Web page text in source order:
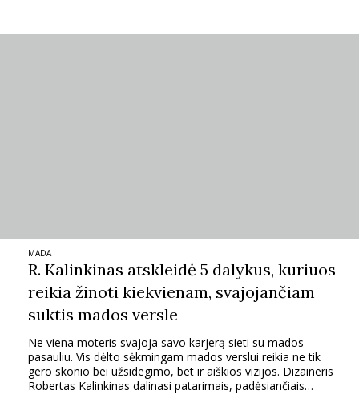
LAISVALAIKIS
FOTOGRAFIJA
MENAS
ORAI
MADA
R. Kalinkinas atskleidė 5 dalykus, kuriuos
reikia žinoti kiekvienam, svajojančiam
suktis mados versle
Ne viena moteris svajoja savo karjerą sieti su mados
pasauliu. Vis dėlto sėkmingam mados verslui reikia ne tik
gero skonio bei užsidegimo, bet ir aiškios vizijos. Dizaineris
Robertas Kalinkinas dalinasi patarimais, padėsiančiais